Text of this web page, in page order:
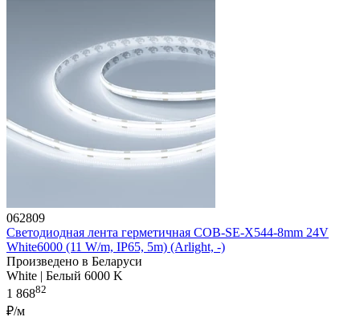
062809
Светодиодная лента герметичная COB-SE-X544-8mm 24V
White6000 (11 W/m, IP65, 5m) (Arlight, -)
Произведено в Беларуси
White | Белый 6000 K
1 86882
₽/м